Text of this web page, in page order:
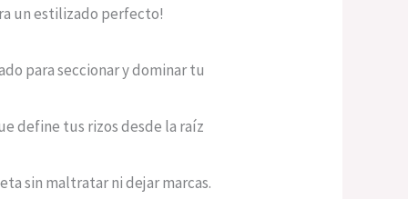
un estilizado perfecto!
para seccionar y dominar tu
define tus rizos desde la raíz
sin maltratar ni dejar marcas.